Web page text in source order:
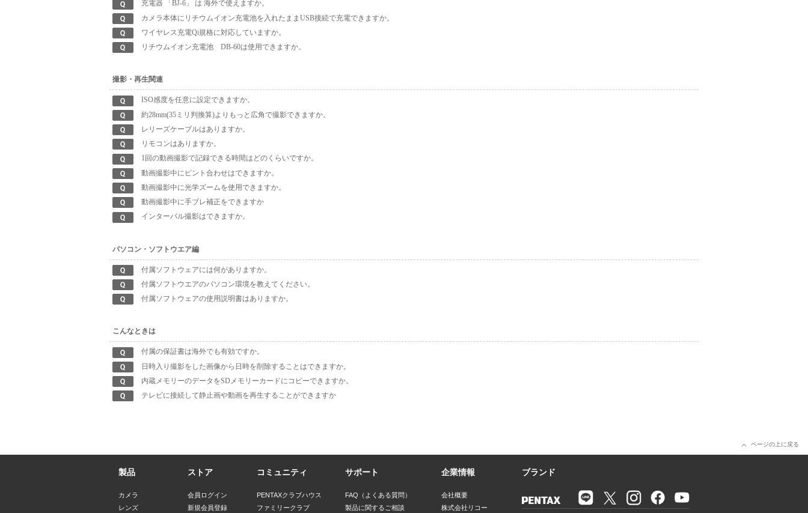
充電器 「BJ-6」 は 海外で使えますか。
カメラ本体にリチウムイオン充電池を入れたままUSB接続で充電できますか。
ワイヤレス充電Qi規格に対応していますか。
リチウムイオン充電池 DB-60は使用できますか。
撮影・再生関連
ISO感度を任意に設定できますか。
約28mm(35ミリ判換算)よりもっと広角で撮影できますか。
レリーズケーブルはありますか。
リモコンはありますか。
1回の動画撮影で記録できる時間はどのくらいですか。
動画撮影中にピント合わせはできますか。
動画撮影中に光学ズームを使用できますか。
動画撮影中に手ブレ補正をできますか
インターバル撮影はできますか。
パソコン・ソフトウエア編
付属ソフトウェアには何がありますか。
付属ソフトウエアのパソコン環境を教えてください。
付属ソフトウェアの使用説明書はありますか。
こんなときは
付属の保証書は海外でも有効ですか。
日時入り撮影をした画像から日時を削除することはできますか。
内蔵メモリーのデータをSDメモリーカードにコピーできますか。
テレビに接続して静止画や動画を再生することができますか
ページの上に戻る
製品
カメラ
レンズ
ストア
会員ログイン
新規会員登録
コミュニティ
PENTAXクラブハウス
ファミリークラブ
サポート
FAQ（よくある質問）
製品に関するご相談
企業情報
会社概要
株式会社リコー
ブランド